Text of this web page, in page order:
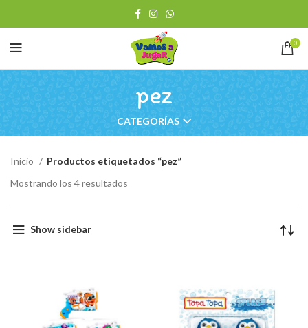
0
pez
CATEGORÍAS
Inicio
Productos etiquetados “pez”
Mostrando los 4 resultados
Show sidebar